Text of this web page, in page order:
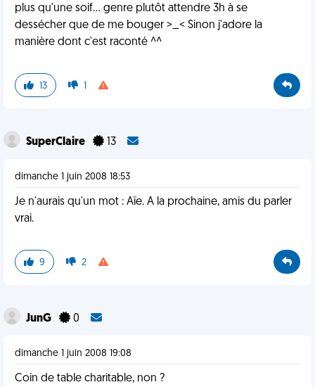
plus qu'une soif... genre plutôt attendre 3h à se
dessécher que de me bouger >_< Sinon j'adore la
manière dont c'est raconté ^^
13 1
SuperClaire 13
dimanche 1 juin 2008 18:53
Je n'aurais qu'un mot : Aïe. A la prochaine, amis du parler
vrai.
9 2
JunG 0
dimanche 1 juin 2008 19:08
Coin de table charitable, non ?